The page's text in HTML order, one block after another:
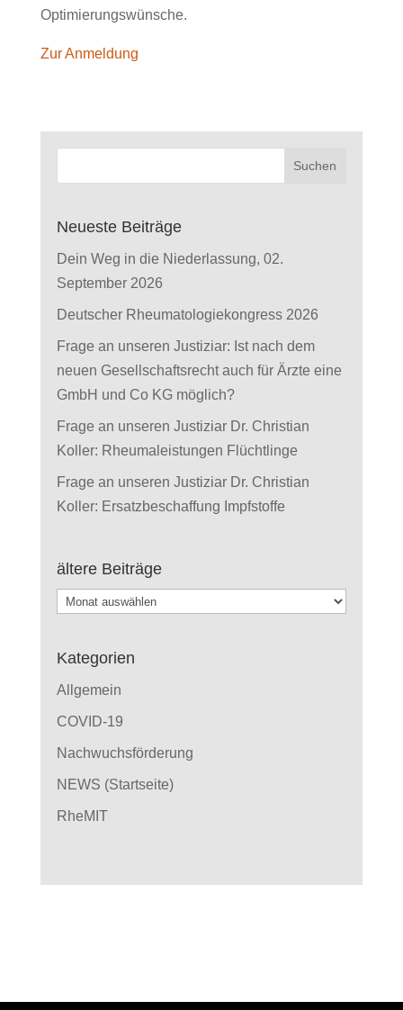
Optimierungswünsche.
Zur Anmeldung
Neueste Beiträge
Dein Weg in die Niederlassung, 02.
September 2026
Deutscher Rheumatologiekongress 2026
Frage an unseren Justiziar: Ist nach dem
neuen Gesellschaftsrecht auch für Ärzte eine
GmbH und Co KG möglich?
Frage an unseren Justiziar Dr. Christian
Koller: Rheumaleistungen Flüchtlinge
Frage an unseren Justiziar Dr. Christian
Koller: Ersatzbeschaffung Impfstoffe
ältere Beiträge
ältere
Kategorien
Allgemein
COVID-19
Nachwuchsförderung
NEWS (Startseite)
RheMIT